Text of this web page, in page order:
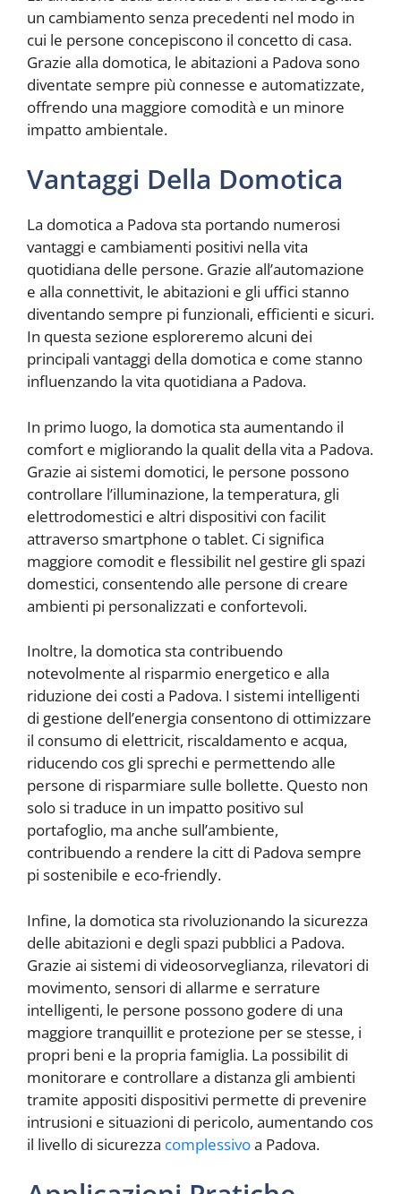
un cambiamento senza precedenti nel modo in
cui le persone concepiscono il concetto di casa.
Grazie alla domotica, le abitazioni a Padova sono
diventate sempre più connesse e automatizzate,
offrendo una maggiore comodità e un minore
impatto ambientale.
Vantaggi Della Domotica
La domotica a Padova sta portando numerosi
vantaggi e cambiamenti positivi nella vita
quotidiana delle persone. Grazie all’automazione
e alla connettivit, le abitazioni e gli uffici stanno
diventando sempre pi funzionali, efficienti e sicuri.
In questa sezione esploreremo alcuni dei
principali vantaggi della domotica e come stanno
influenzando la vita quotidiana a Padova.
In primo luogo, la domotica sta aumentando il
comfort e migliorando la qualit della vita a Padova.
Grazie ai sistemi domotici, le persone possono
controllare l’illuminazione, la temperatura, gli
elettrodomestici e altri dispositivi con facilit
attraverso smartphone o tablet. Ci significa
maggiore comodit e flessibilit nel gestire gli spazi
domestici, consentendo alle persone di creare
ambienti pi personalizzati e confortevoli.
Inoltre, la domotica sta contribuendo
notevolmente al risparmio energetico e alla
riduzione dei costi a Padova. I sistemi intelligenti
di gestione dell’energia consentono di ottimizzare
il consumo di elettricit, riscaldamento e acqua,
riducendo cos gli sprechi e permettendo alle
persone di risparmiare sulle bollette. Questo non
solo si traduce in un impatto positivo sul
portafoglio, ma anche sull’ambiente,
contribuendo a rendere la citt di Padova sempre
pi sostenibile e eco-friendly.
Infine, la domotica sta rivoluzionando la sicurezza
delle abitazioni e degli spazi pubblici a Padova.
Grazie ai sistemi di videosorveglianza, rilevatori di
movimento, sensori di allarme e serrature
intelligenti, le persone possono godere di una
maggiore tranquillit e protezione per se stesse, i
propri beni e la propria famiglia. La possibilit di
monitorare e controllare a distanza gli ambienti
tramite appositi dispositivi permette di prevenire
intrusioni e situazioni di pericolo, aumentando cos
il livello di sicurezza complessivoa Padova.